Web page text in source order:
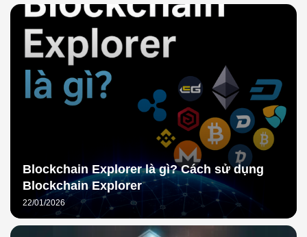
Blockchain Explorer là gì? Cách sử dụng
Blockchain Explorer
22/01/2026